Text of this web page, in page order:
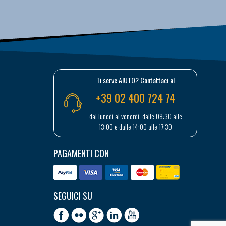
Ti serve AIUTO? Contattaci al
+39 02 400 724 74
dal lunedì al venerdì, dalle 08:30 alle
13:00 e dalle 14:00 alle 17:30
PAGAMENTI CON
SEGUICI SU